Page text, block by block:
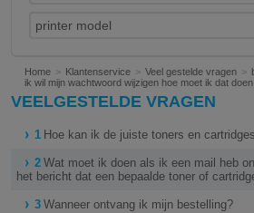
printer model
Home Klantenservice Veel gestelde vragen
ik wil mijn wachtwoord wijzigen hoe moet ik dat doen
VEELGESTELDE VRAGEN
1 Hoe kan ik de juiste toners en
2 Wat moet ik doen als ik een mail heb
het bericht dat een bepaalde toner of
3 Wanneer ontvang ik mijn bestelling?